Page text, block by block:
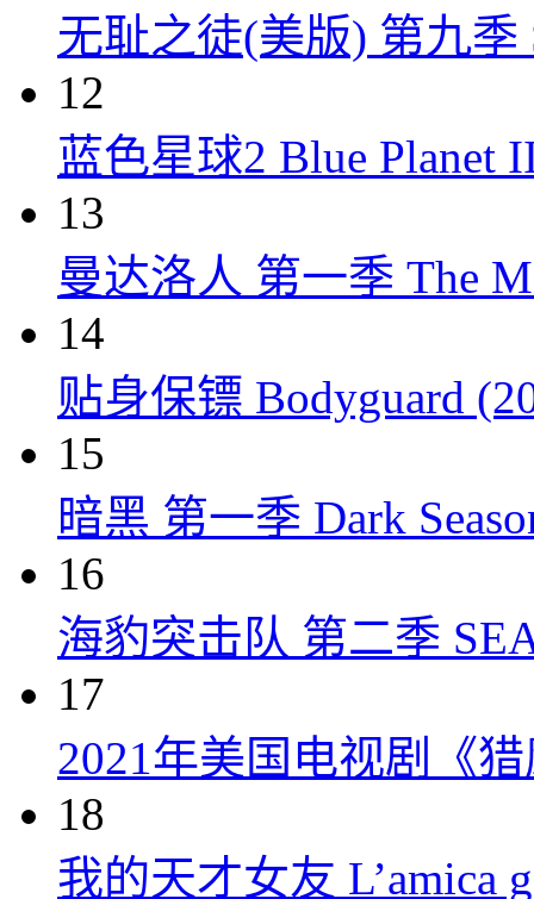
无耻之徒(美版) 第九季
12
蓝色星球2 Blue Planet
13
曼达洛人 第一季 The
14
贴身保镖 Bodyguard
15
暗黑 第一季 Dark
16
海豹突击队 第二季
17
2021年美国电视剧《
18
我的天才女友 L’amica